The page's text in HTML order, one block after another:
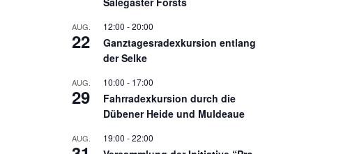
AUG.
22
12:00 -20:00
Ganztagesradexkursion entlang
der Selke
AUG.
29
10:00 - 17:00
Fahrradexkursion durch die
Dübener Heide und Muldeaue
AUG. 19:00 -22:00